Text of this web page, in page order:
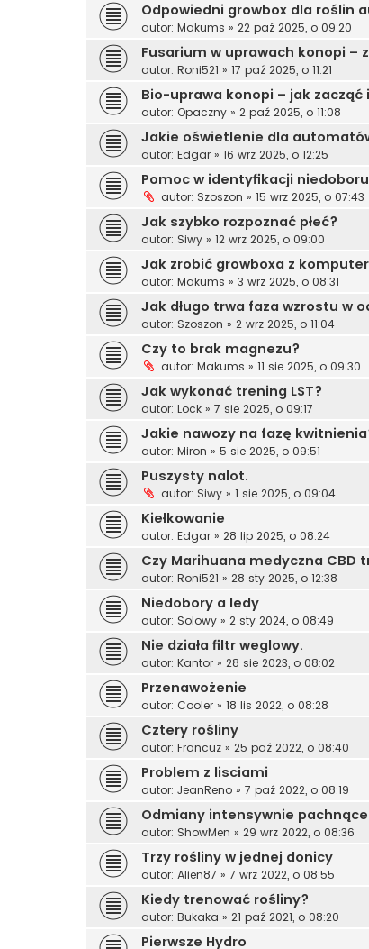
Odpowiedni growbox dla roślin
autor: Makums » 22 paź 2025, o 09:20
Fusarium w uprawach konopi –
autor: Roni521 » 17 paź 2025, o 11:21
Bio-uprawa konopi – jak
autor: Opaczny » 2 paź 2025, o 11:08
Jakie oświetlenie dla
autor: Edgar » 16 wrz 2025, o 12:25
Pomoc w identyfikacji
autor: Szoszon » 15 wrz 2025, o 07:43
Jak szybko rozpoznać płeć?
autor: Siwy » 12 wrz 2025, o 09:00
Jak zrobić growboxa z
autor: Makums » 3 wrz 2025, o 08:31
Jak długo trwa faza wzrostu w
autor: Szoszon » 2 wrz 2025, o 11:04
Czy to brak magnezu?
autor: Makums » 11 sie 2025, o 09:30
Jak wykonać trening LST?
autor: Lock » 7 sie 2025, o 09:17
Jakie nawozy na fazę
autor: Miron » 5 sie 2025, o 09:51
Puszysty nalot.
autor: Siwy » 1 sie 2025, o 09:04
Kiełkowanie
autor: Edgar » 28 lip 2025, o 08:24
Czy Marihuana medyczna CBD
autor: Roni521 » 28 sty 2025, o 12:38
Niedobory a ledy
autor: Solowy » 2 sty 2024, o 08:49
Nie działa filtr weglowy.
autor: Kantor » 28 sie 2023, o 08:02
Przenawożenie
autor: Cooler » 18 lis 2022, o 08:28
Cztery rośliny
autor: Francuz » 25 paź 2022, o 08:40
Problem z lisciami
autor: JeanReno » 7 paź 2022, o 08:19
Odmiany intensywnie pachnące
autor: ShowMen » 29 wrz 2022, o 08:36
Trzy rośliny w jednej donicy
autor: Alien87 » 7 wrz 2022, o 08:55
Kiedy trenować rośliny?
autor: Bukaka » 21 paź 2021, o 08:20
Pierwsze Hydro